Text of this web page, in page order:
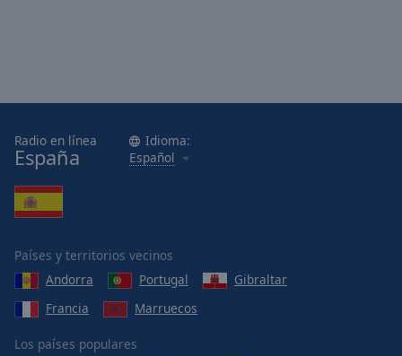
Radio en línea
España
Idioma:
Español
Países y territorios vecinos
Andorra
Portugal
Gibraltar
Francia
Marruecos
Los países populares